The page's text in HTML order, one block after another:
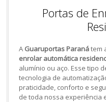
Portas de
A Guaruportas Paranátem
enrolar automática
alumínio ou aço. Esse tipo
tecnologia de
praticidade, conforto e
de toda nossa experiência